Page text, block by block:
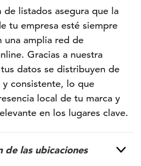
de listados asegura que la
tu empresa esté siempre
una amplia red de
Gracias a nuestra
datos se distribuyen de
consistente, lo que
local de tu marca y
en los lugares clave.
de las ubicaciones